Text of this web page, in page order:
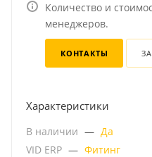
Количество и
менеджеров.
КОНТАКТЫ
Характеристики
В наличии — Да
VID ERP — Фитинг